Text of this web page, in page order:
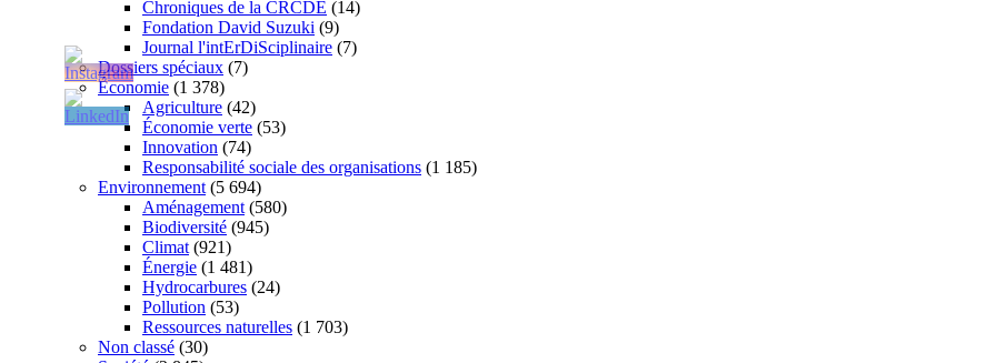
Chroniques de la CRCDE (14)
Fondation David Suzuki (9)
Journal l'intErDiSciplinaire (7)
Dossiers spéciaux (7)
Économie (1 378)
Agriculture (42)
Économie verte (53)
Innovation (74)
Responsabilité sociale des organisations (1 185)
Environnement (5 694)
Aménagement (580)
Biodiversité (945)
Climat (921)
Énergie (1 481)
Hydrocarbures (24)
Pollution (53)
Ressources naturelles (1 703)
Non classé (30)